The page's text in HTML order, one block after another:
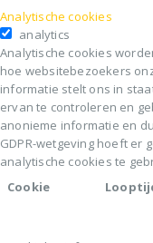
Analytische cookies
analytics
Analytische cookies
hoe websitebezoekers
informatie stelt ons in
ervan te controleren en
anonieme informatie en
GDPR-wetgeving hoeft er
analytische cookies te
Cookie